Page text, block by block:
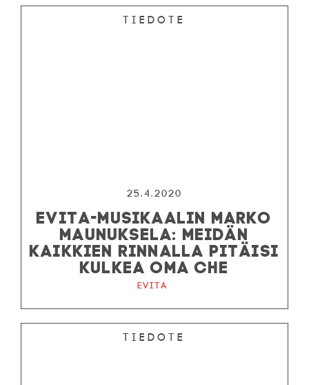
Tiedote
25.4.2020
EVITA-MUSIKAALIN MARKO
MAUNUKSELA: MEIDÄN
KAIKKIEN RINNALLA PITÄISI
KULKEA OMA CHE
Evita
Tiedote